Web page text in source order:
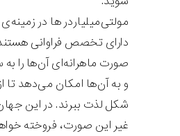
مولتی‌میلیاردر ها در
دارای تخصص فراوانی
صورت ماهرانه‌ای آن‌ها را
و به آن‌ها امکان می‌‌دهد تا
شکل لذت ببرند. در این
غیر این صورت،‌ فروخته